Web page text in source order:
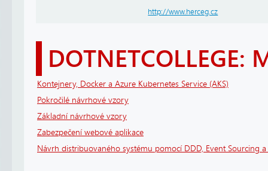
http://www.herceg.cz
DOTNETCOLLEGE:
Kontejnery, Docker a Azure Kubernetes Service (AKS)
Pokročilé návrhové vzory
Základní návrhové vzory
Zabezpečení webové aplikace
Návrh distribuovaného systému pomocí DDD, Event Sourcing a